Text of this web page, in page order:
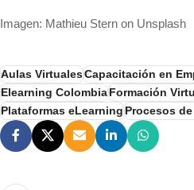
Imagen: Mathieu Stern on Unsplash
Aulas VirtualesCapacitación en
Elearning ColombiaFormación
Plataformas eLearning Procesos